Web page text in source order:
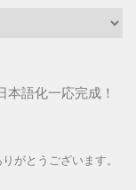
本語化一応完成！
がとうございます。